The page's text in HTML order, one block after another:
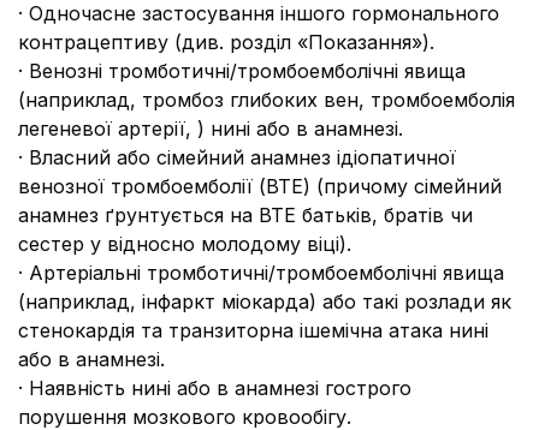
· Одночасне застосування іншого гормонального
контрацептиву (див. розділ «Показання»).
· Венозні тромботичні/тромбоемболічні явища
(наприклад, тромбоз глибоких вен, тромбоемболія
легеневої артерії, ) нині або в анамнезі.
· Власний або сімейний анамнез ідіопатичної
венозної тромбоемболії (ВТЕ) (причому сімейний
анамнез ґрунтується на ВТЕ батьків, братів чи
сестер у відносно молодому віці).
· Артеріальні тромботичні/тромбоемболічні явища
(наприклад, інфаркт міокарда) або такі розлади як
стенокардія та транзиторна ішемічна атака нині
або в анамнезі.
· Наявність нині або в анамнезі гострого
порушення мозкового кровообігу.